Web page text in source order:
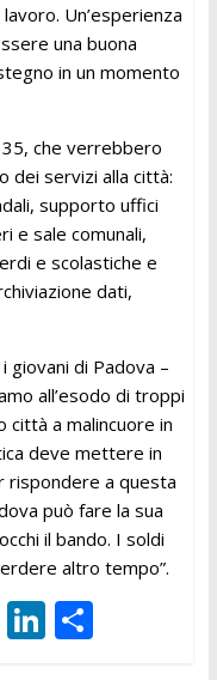
Un’esperienza
una buona
in un momento
che verrebbero
dei servizi alla città:
supporto uffici
e sale comunali,
e scolastiche e
dati,
giovani di Padova –
all’esodo di troppi
città a malincuore in
deve mettere in
rispondere a questa
può fare la sua
il bando. I soldi
altro tempo”.
Li C